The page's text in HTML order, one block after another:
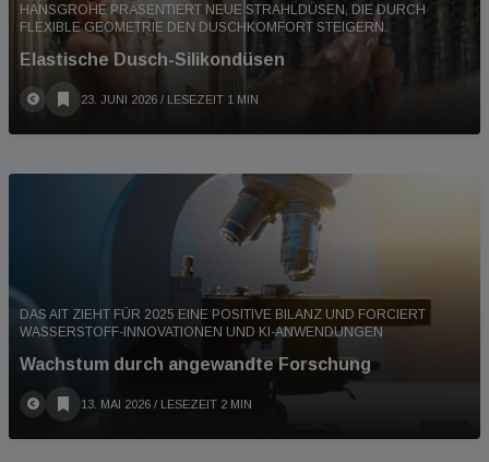
HANSGROHE PRÄSENTIERT NEUE STRAHLDÜSEN, DIE DURCH
FLEXIBLE GEOMETRIE DEN DUSCHKOMFORT STEIGERN.
Elastische Dusch-Silikondüsen
23. JUNI 2026 / LESEZEIT 1 MIN
DAS AIT ZIEHT FÜR 2025 EINE POSITIVE BILANZ UND FORCIERT
WASSERSTOFF-INNOVATIONEN UND KI-ANWENDUNGEN
Wachstum durch angewandte Forschung
13. MAI 2026 / LESEZEIT 2 MIN